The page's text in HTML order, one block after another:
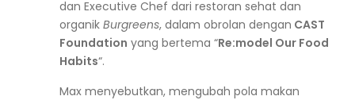
dan Executive Chef dari restoran sehat dan
organik Burgreens, dalam obrolan dengan CAST
Foundation yang bertema “Re:model Our Food
Habits“.
Max menyebutkan, mengubah pola makan